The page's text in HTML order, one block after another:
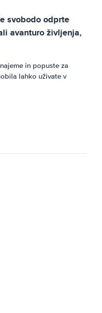
svobodo odprte
avanturo življenja,
in popuste za
lahko uživate v